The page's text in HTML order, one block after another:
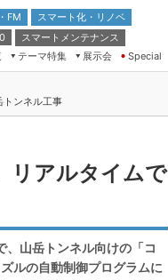
FM
スマート化・リノベ
スマートメンテナンス
テーマ特集
展示会
展
技術展－
ンスOSAKA
ド 2020
Special
トンネル工事
リアルタイムで
、山岳トンネル向けの「コ
ルの自動制御プログラムに